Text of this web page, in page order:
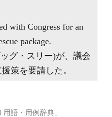
with Congress for an
package.
グ・スリー)が、議会
策を要請した。
語・用例辞典」